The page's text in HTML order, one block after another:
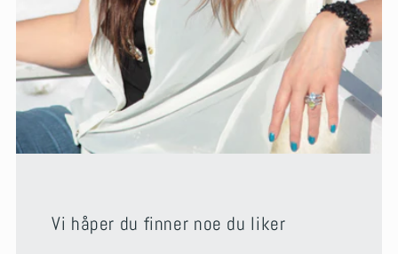
Vi håper du finner noe du liker